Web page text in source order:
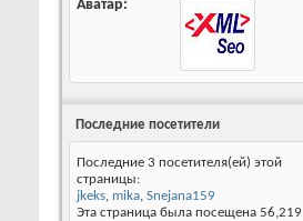
Аватар
Последние посетители
Последние 3 посетителя(ей) этой
страницы:
jkeks, mika, Snejana159
Эта страница была посещена 56,219